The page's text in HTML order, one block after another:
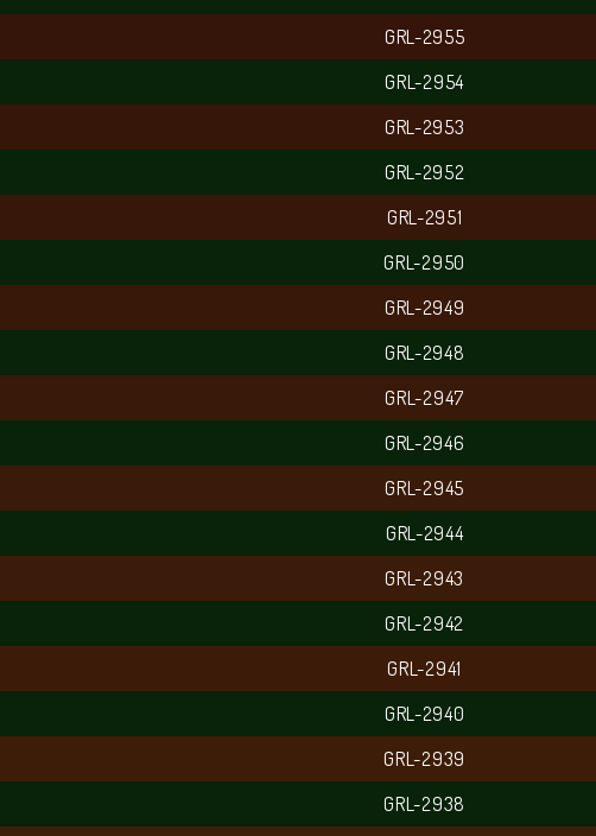
GRL-2955
GRL-2954
GRL-2953
GRL-2952
GRL-2951
GRL-2950
GRL-2949
GRL-2948
GRL-2947
GRL-2946
GRL-2945
GRL-2944
GRL-2943
GRL-2942
GRL-2941
GRL-2940
GRL-2939
GRL-2938